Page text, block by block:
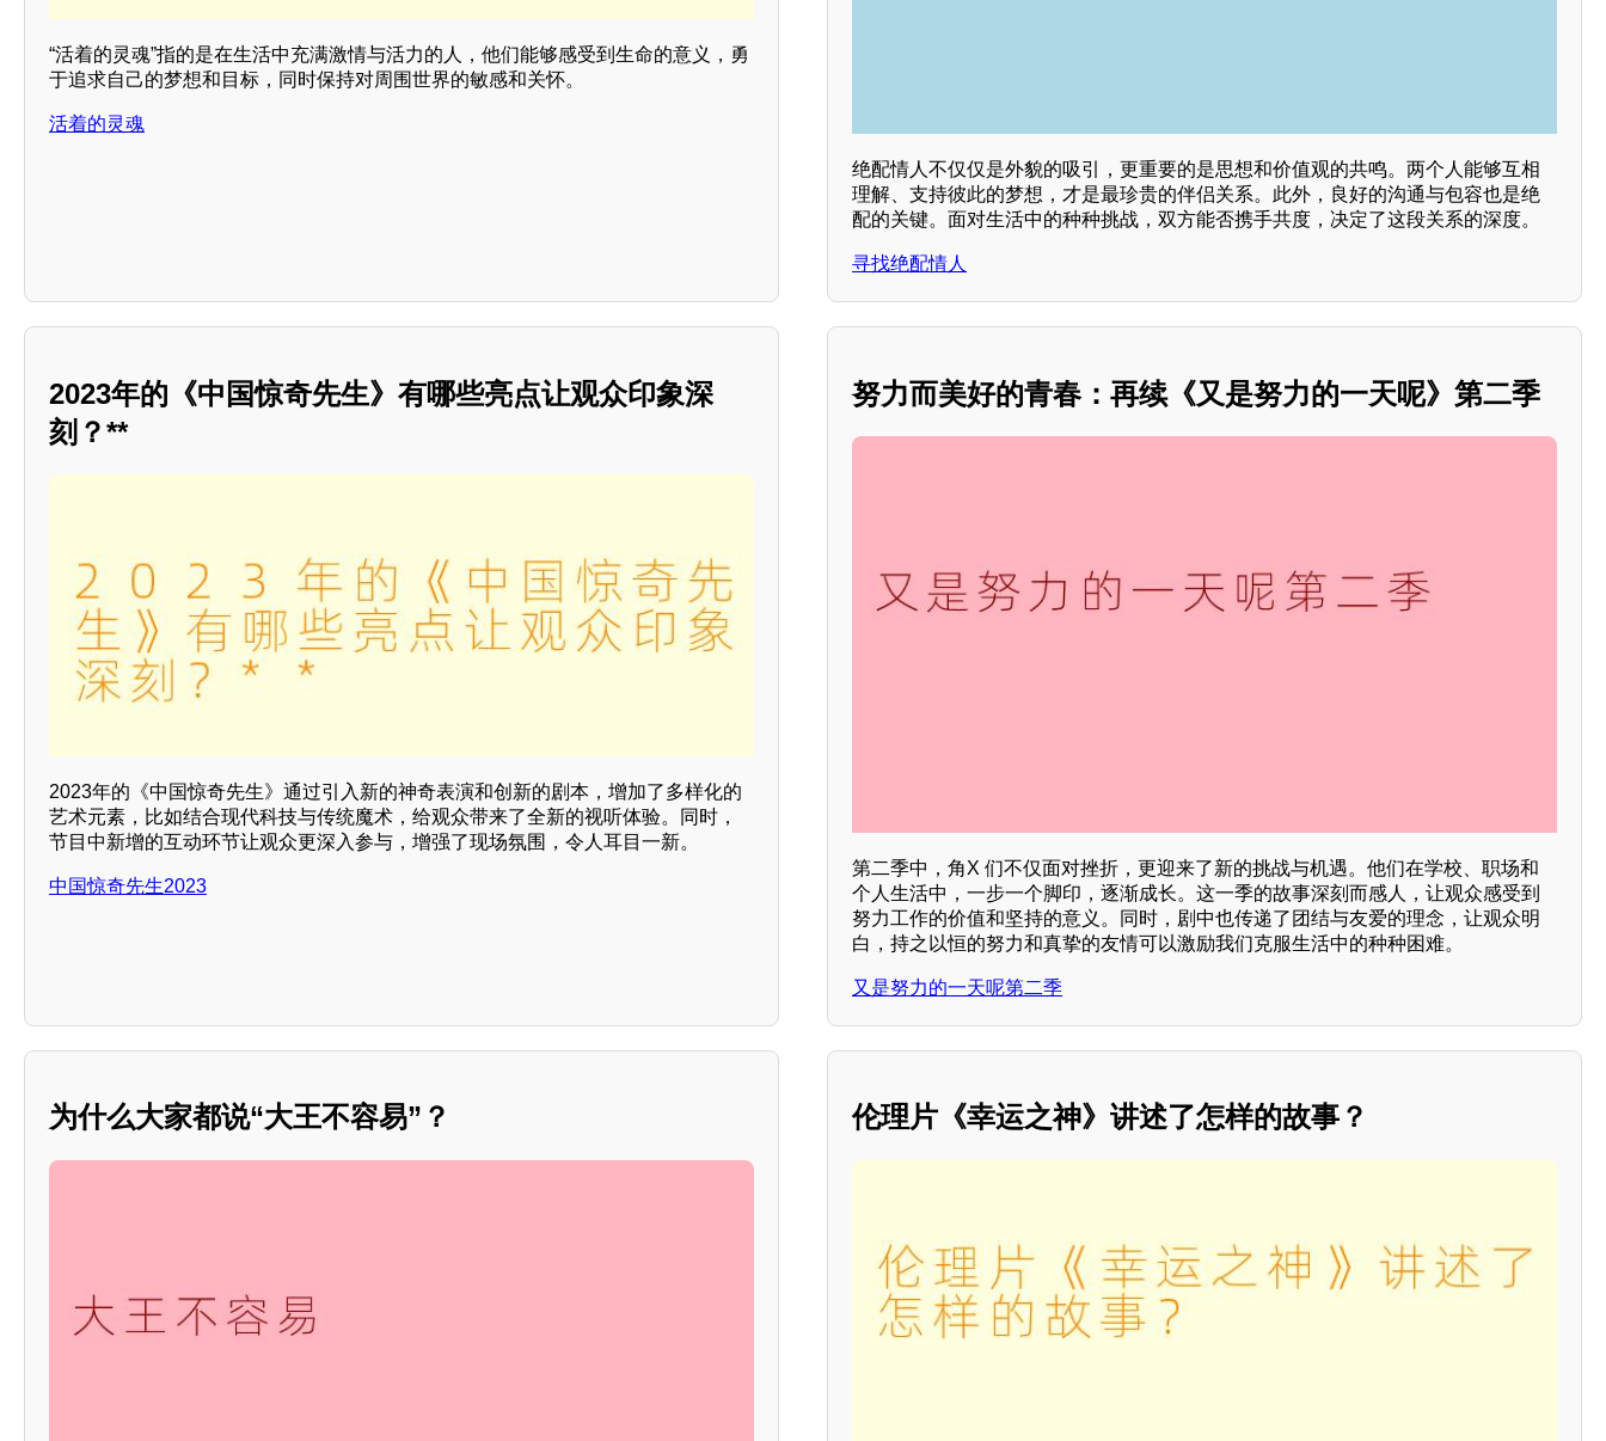
“活着的灵魂”指的是在生活中充满激情与活力的人，他们能够感受到生命的意义，勇
于追求自己的梦想和目标，同时保持对周围世界的敏感和关怀。
活着的灵魂
绝配情人不仅仅是外貌的吸引，更重要的是思想和价值观的共鸣。两个人能够互相
理解、支持彼此的梦想，才是最珍贵的伴侣关系。此外，良好的沟通与包容也是绝
配的关键。面对生活中的种种挑战，双方能否携手共度，决定了这段关系的深度。
寻找绝配情人
2023年的《中国惊奇先生》有哪些亮点让观众印象深
刻？**
2023年的《中国惊奇先生》通过引入新的神奇表演和创新的剧本，增加了多样化的
艺术元素，比如结合现代科技与传统魔术，给观众带来了全新的视听体验。同时，
节目中新增的互动环节让观众更深入参与，增强了现场氛围，令人耳目一新。
中国惊奇先生2023
努力而美好的青春：再续《又是努力的一天呢》第二季
第二季中，角X 们不仅面对挫折，更迎来了新的挑战与机遇。他们在学校、职场和
个人生活中，一步一个脚印，逐渐成长。这一季的故事深刻而感人，让观众感受到
努力工作的价值和坚持的意义。同时，剧中也传递了团结与友爱的理念，让观众明
白，持之以恒的努力和真挚的友情可以激励我们克服生活中的种种困难。
又是努力的一天呢第二季
为什么大家都说“大王不容易”？ 伦理片《幸运之神》讲述了怎样的故事？